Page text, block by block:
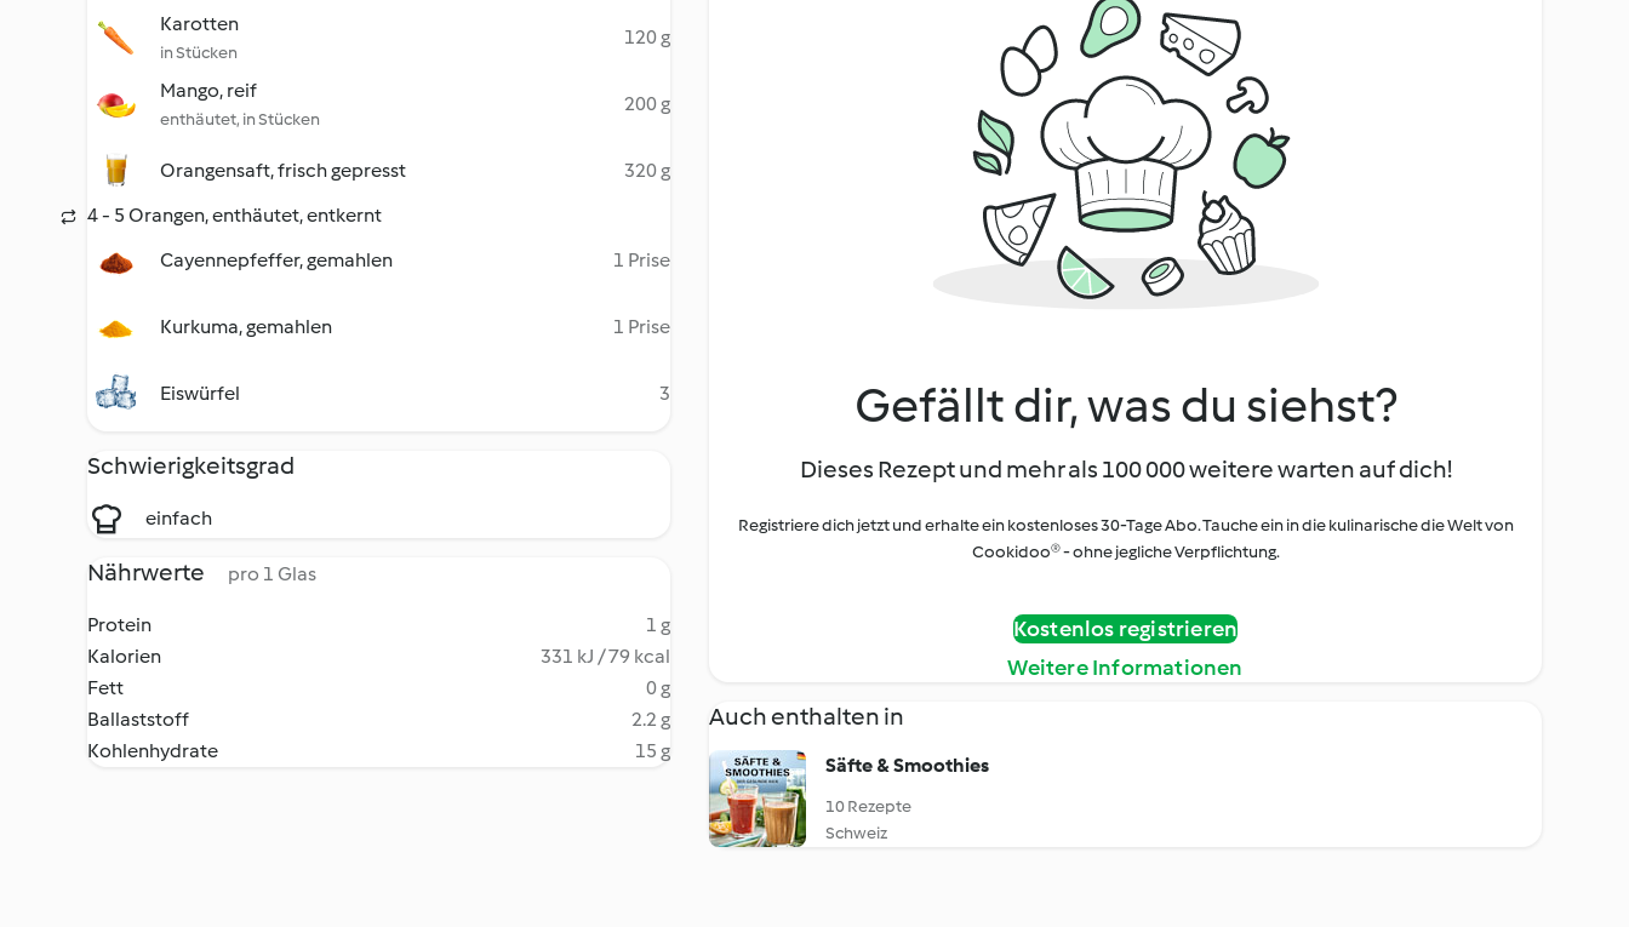
Karotten
in Stücken
120 g
Mango, reif
enthäutet, in Stücken
200 g
Orangensaft, frisch gepresst
320 g
4 - 5 Orangen, enthäutet, entkernt
Cayennepfeffer, gemahlen
1 Prise
Kurkuma, gemahlen 1 Prise
Eiswürfel 3
Schwierigkeitsgrad
einfach
Nährwerte pro 1 Glas
Protein
1 g
Kalorien
331 kJ / 79 kcal
Fett
0 g
Ballaststoff
2.2 g
Kohlenhydrate
15 g
Gefällt dir, was du siehst?
Dieses Rezept und mehr als 100 000 weitere warten auf dich!
Registriere dich jetzt und erhalte ein kostenloses 30-Tage Abo. Tauche ein in die kulinarische die Welt von
Cookidoo® - ohne jegliche Verpflichtung.
Kostenlos registrieren
Weitere Informationen
Auch enthalten in
Säfte & Smoothies
10 Rezepte
Schweiz